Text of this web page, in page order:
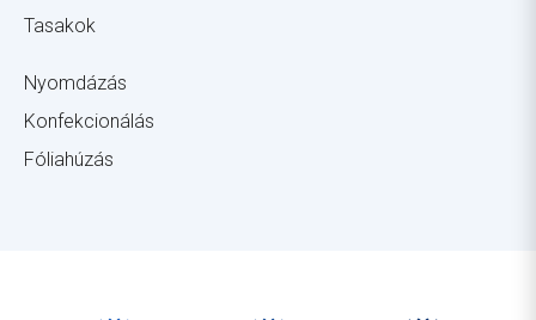
Tasakok
Nyomdázás
Konfekcionálás
Fóliahúzás